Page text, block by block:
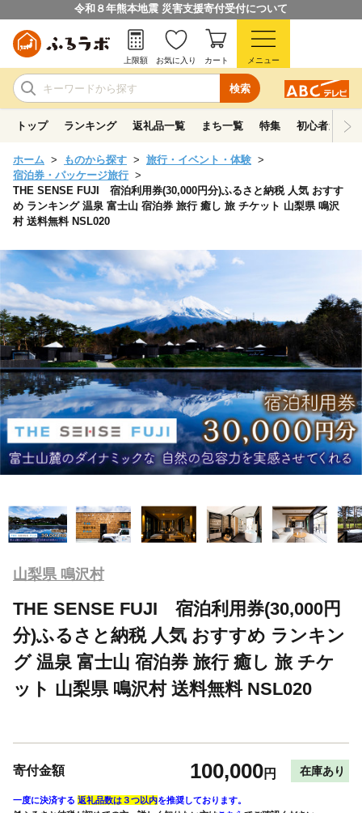
令和８年熊本地震 災害支援寄付受付について
検索
上限額 お気に入り カート メニュー
トップ ランキング 返礼品一覧 まち一覧 特集 初心者ガイド
ホーム ものから探す
旅行・イベント・体験
宿泊券・パッケージ旅行
THE SENSE FUJI 宿泊利用券(30,000円分)ふるさと納税 人気 おすす
め ランキング 温泉 富士山 宿泊券 旅行 癒し 旅 チケット 山梨県 鳴沢
村 送料無料 NSL020
山梨県 鳴沢村
THE SENSE FUJI 宿泊利用券(30,000円
分)ふるさと納税 人気 おすすめ ランキン
グ 温泉 富士山 宿泊券 旅行 癒し 旅 チケ
ット 山梨県 鳴沢村 送料無料 NSL020
寄付金額 100,000円 在庫あり
一度に決済する 返礼品数は３つ以内を推奨しております。